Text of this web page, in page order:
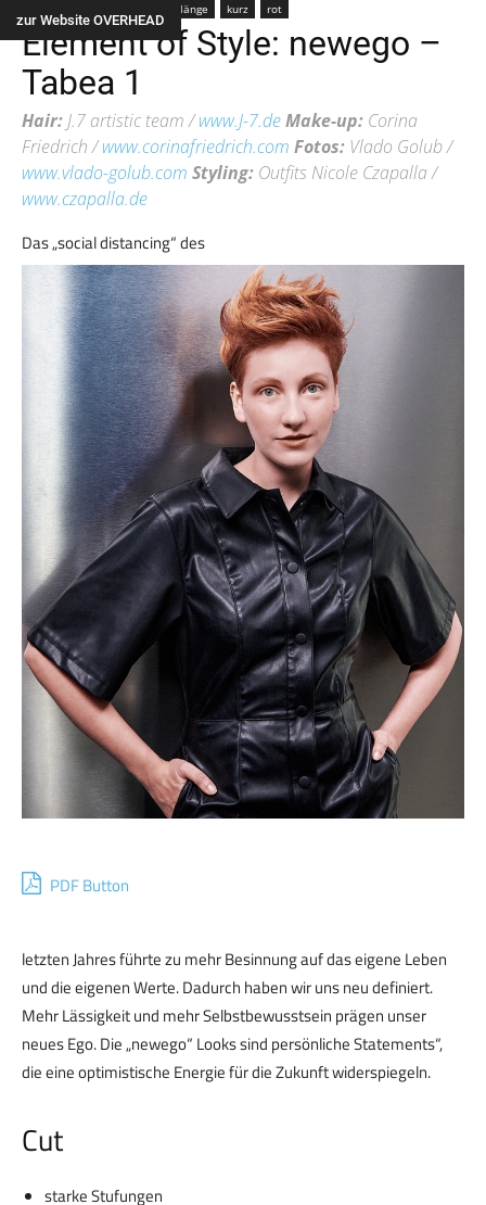
zur Website OVERHEAD
Haarlänge kurz rot
Element of Style: newego –
Tabea 1
Hair: J.7 artistic team /www.J-7.deMake-up: Corina
Friedrich /www.corinafriedrich.com Fotos: Vlado Golub /
www.vlado-golub.com Styling: Outfits Nicole Czapalla /
www.czapalla.de
PDF Button
Das „social distancing“ des
letzten Jahres führte zu mehr Besinnung auf das eigene Leben
und die eigenen Werte. Dadurch haben wir uns neu definiert.
Mehr Lässigkeit und mehr Selbstbewusstsein prägen unser
neues Ego. Die „newego“ Looks sind persönliche Statements“,
die eine optimistische Energie für die Zukunft widerspiegeln.
Cut
starke Stufungen